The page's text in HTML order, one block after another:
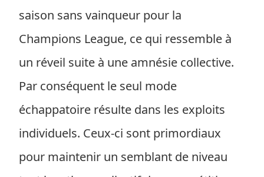
saison sans vainqueur pour la
Champions League, ce qui ressemble à
un réveil suite à une amnésie collective.
Par conséquent le seul mode
échappatoire résulte dans les exploits
individuels. Ceux-ci sont primordiaux
pour maintenir un semblant de niveau